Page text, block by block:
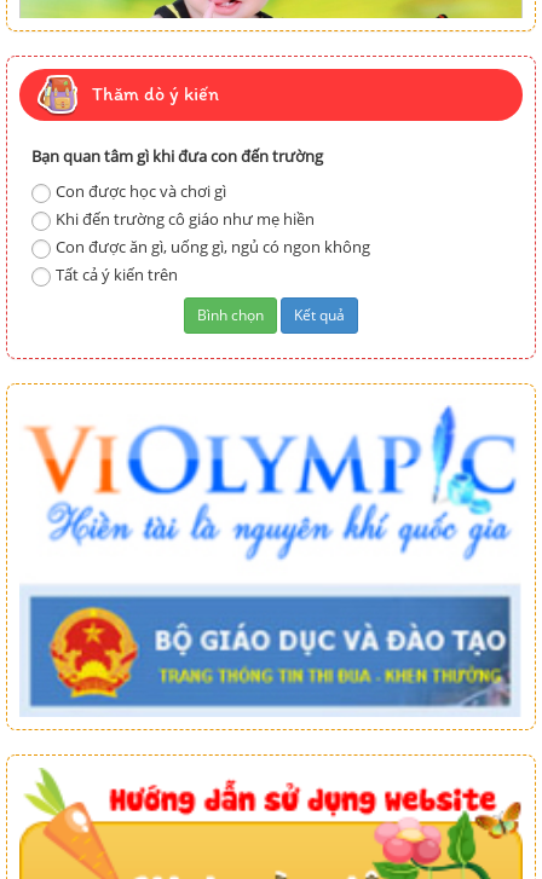
Thăm dò ý kiến
Bạn quan tâm gì khi đưa con đến trường
Con được học và chơi gì
Khi đến trường cô giáo như mẹ hiền
Con được ăn gì, uống gì, ngủ có ngon không
Tất cả ý kiến trên